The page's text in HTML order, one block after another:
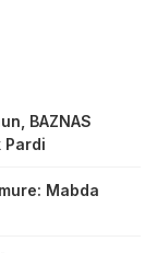
BAZNAS
Pardi
Mabda